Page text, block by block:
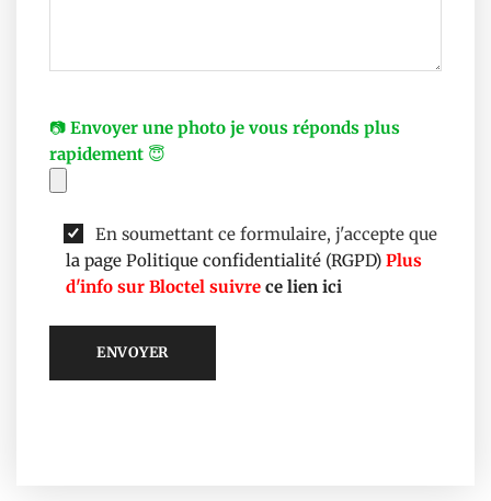
📷 Envoyer une photo je vous réponds plus
rapidement 😇
En soumettant ce formulaire, j'accepte que
la page Politique confidentialité (RGPD) Plus
d'info sur Bloctel suivre ce lien ici